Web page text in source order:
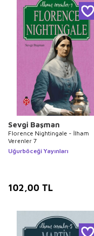
Sevgi Başman
Florence Nightingale - İlham
Verenler 7
Uğurböceği Yayınları
102,00 TL